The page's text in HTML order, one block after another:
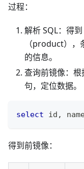
过程：
解析 SQL：得
（product）
的信息。
查询前镜像：
句，定位数据。
select id ,
得到前镜像：